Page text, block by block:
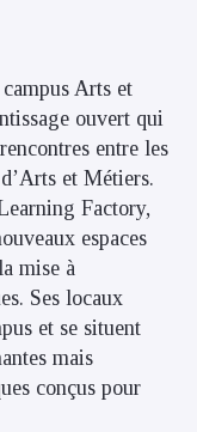
Arts et
ouvert qui
entre les
et Métiers.
Factory,
espaces
mise à
Ses locaux
et se situent
mais
conçus pour